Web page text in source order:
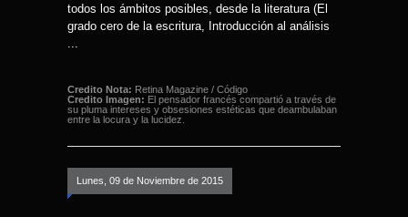
todos los ámbitos posibles, desde la literatura (El
grado cero de la escritura, Introducción al análisis
...
Credito Nota: Retina Magazine / Código
Credito Imagen: El pensador francés compartió a través de
su pluma intereses y obsesiones estéticas que deambulaban
entre la locura y la lucidez.
Lunes, 09 de Noviembre de 2015